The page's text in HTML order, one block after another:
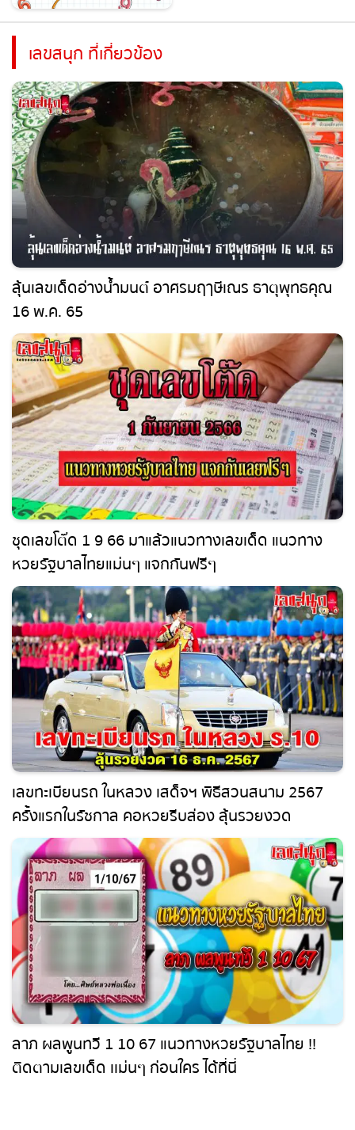
เลขสนุก ที่เกี่ยวข้อง
ลุ้นเลขเด็ดอ่างน้ำมนต์ อาศรมฤๅษีเณร ธาตุ
พุทธคุณ 16 พ.ค. 65
ชุดเลขโต๊ด 1 9 66 มาแล้วแนวทางเลขเด็ด แนวทาง
หวยรัฐบาลไทยแม่นๆ แจกกันฟรีๆ
เลขทะเบียนรถ ในหลวง เสด็จฯ พิธีสวนสนาม 2567
ครั้งแรกในรัชกาล คอหวยรีบส่อง ลุ้นรวยงวด
16/12/67